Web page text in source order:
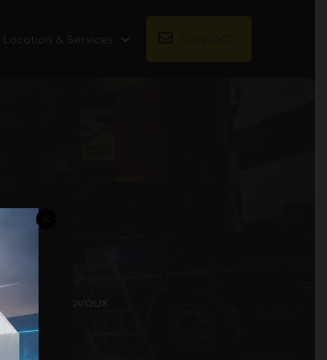
Location & Services
vos travaux